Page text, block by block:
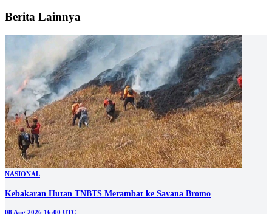
Berita Lainnya
NASIONAL
Kebakaran Hutan TNBTS Merambat ke Savana Bromo
08 Aug 2026 16:00 UTC